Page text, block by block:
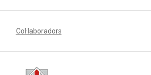
Col·laboradors